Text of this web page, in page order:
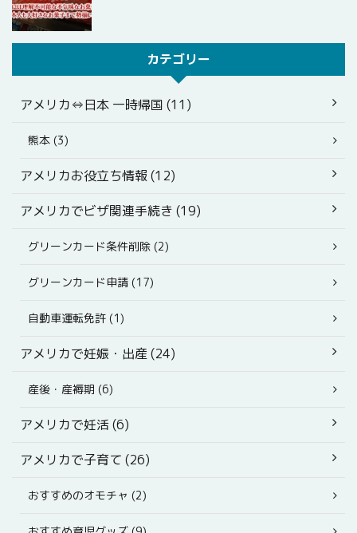
カテゴリー
アメリカ⇔日本 一時帰国 (11)
熊本 (3)
アメリカお役立ち情報 (12)
アメリカでビザ関連手続き (19)
グリーンカード条件削除 (2)
グリーンカード申請 (17)
自動車運転免許 (1)
アメリカで妊娠・出産 (24)
産後・産褥期 (6)
アメリカで妊活 (6)
アメリカで子育て (26)
おすすめのオモチャ (2)